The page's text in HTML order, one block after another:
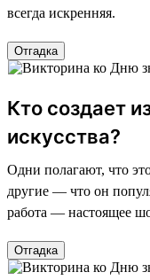
всегда искренняя.
Отгадка
Кто создает
искусства?
Одни полагают, что
другие — что он
работа — настоящее
Отгадка